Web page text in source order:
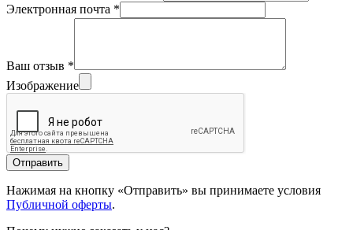
Электронная почта *
Ваш отзыв *
Изображение
Отправить
Нажимая на кнопку «Отправить» вы принимаете условия
Публичной оферты.